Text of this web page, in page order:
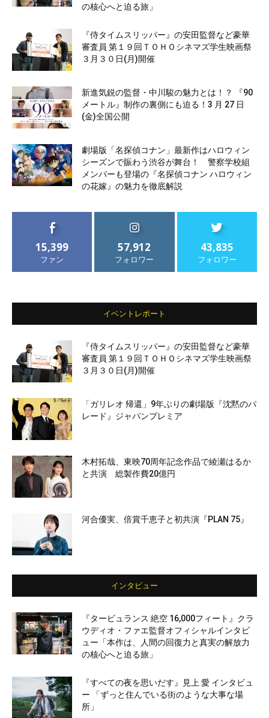
の核心へと迫る旅」
『侍タイムスリッパー』の安田監督など豪華
審査員 第１９回ＴＯＨＯシネマズ学生映画祭
３月３０日(月)開催
新進気鋭の監督・中川駿の魅力とは！？ 『90
メートル』制作の裏側にも迫る！3 月 27 日
(金)全国公開
劇場版「名探偵コナン」最新作はハロウィン
シーズンで賑わう渋谷が舞台！ 警察学校組
メンバーも登場の『名探偵コナン ハロウィン
の花嫁』の魅力を徹底解説
15,399
ファン
57,912
フォロワー
43,835
フォロワー
イベントレポート
『侍タイムスリッパー』の安田監督など豪華
審査員 第１９回ＴＯＨＯシネマズ学生映画祭
３月３０日(月)開催
「ガリレオ 帰還」9年ぶりの劇場版『沈黙のパ
レード』ジャパンプレミア
木村拓哉、東映70周年記念作品で綾瀬はるか
と共演 総製作費20億円
河合優実、倍賞千恵子と初共演『PLAN 75』
インタビュー
『タービュランス 絶空 16,000フィート』クラ
ウディオ・ファエ監督オフィシャルインタビ
ュー「本作は、人間の回復力と真実の解放力
の核心へと迫る旅」
『すべての夜を思いだす』見上 愛 インタビュ
ー 「ずっと住んでいる街のような大事な場
所」